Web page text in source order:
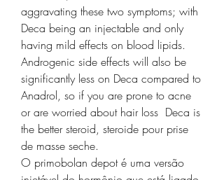
aggravating these two symptoms; with
Deca being an injectable and only
having mild effects on blood lipids.
Androgenic side effects will also be
significantly less on Deca compared to
Anadrol, so if you are prone to acne
or are worried about hair loss  Deca is
the better steroid, steroide pour prise
de masse seche.
O primobolan depot é uma versão